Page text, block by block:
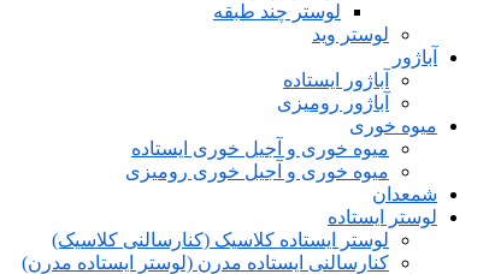
لوستر چند طبقه
لوستر وید
آباژور
آباژور ایستاده
آباژور رومیزی
میوه خوری
میوه خوری و آجیل خوری ایستاده
میوه خوری و آجیل خوری رومیزی
شمعدان
لوستر ایستاده
لوستر ایستاده کلاسیک (کنارسالنی کلاسیک)
کنارسالنی ایستاده مدرن (لوستر ایستاده مدرن)